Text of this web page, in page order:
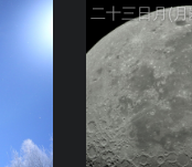
二十三日月(